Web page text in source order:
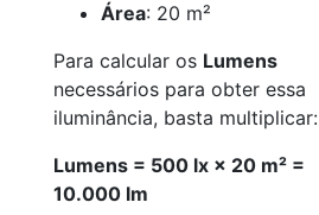
Área: 20 m²
Para calcular os Lumens
necessários para obter essa
iluminância, basta multiplicar:
Lumens = 500 lx × 20 m² =
10.000 lm